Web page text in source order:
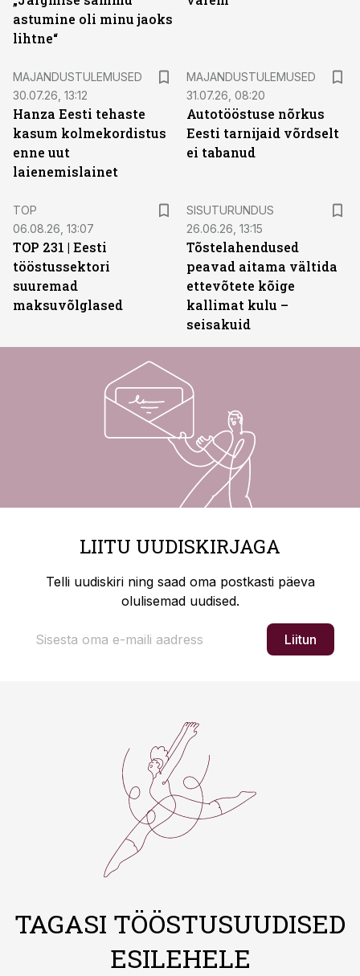
astumine oli minu jaoks
lihtne“
MAJANDUSTULEMUSED
30.07.26, 13:12
Hanza Eesti tehaste
kasum kolmekordistus
enne uut
laienemislainet
MAJANDUSTULEMUSED
31.07.26, 08:20
Autotööstuse nõrkus
Eesti tarnijaid võrdselt
ei tabanud
TOP
06.08.26, 13:07
TOP 231 | Eesti
tööstussektori
suuremad
maksuvõlglased
SISUTURUNDUS
26.06.26, 13:15
Tõstelahendused
peavad aitama vältida
ettevõtete kõige
kallimat kulu –
seisakuid
LIITU UUDISKIRJAGA
Telli uudiskiri ning saad oma postkasti päeva
olulisemad uudised.
Liitun
TAGASI TÖÖSTUSUUDISED
ESILEHELE